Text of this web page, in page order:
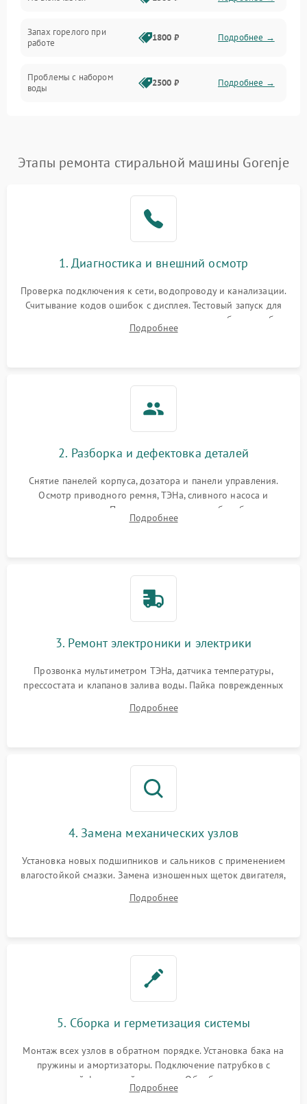
Запах горелого при
работе
1800 ₽ Подробнее →
Проблемы с набором
воды
2500 ₽ Подробнее →
Подробнее →
Этапы ремонта стиральной машины Gorenje
1. Диагностика и внешний осмотр
Проверка подключения к сети, водопроводу и канализации.
Считывание кодов ошибок с дисплея. Тестовый запуск для
выявления посторонних шумов, протечек или сбоев в работе
электронного модуля управления.
Подробнее
2. Разборка и дефектовка деталей
Снятие панелей корпуса, дозатора и панели управления.
Осмотр приводного ремня, ТЭНа, сливного насоса и
амортизаторов. Проверка подшипников барабана и
крестовины на износ, а манжеты люка на разрывы.
Подробнее
3. Ремонт электроники и электрики
Прозвонка мультиметром ТЭНа, датчика температуры,
прессостата и клапанов залива воды. Пайка поврежденных
Восстановление целостности проводки и контактов.
Подробнее
4. Замена механических узлов
Установка новых подшипников и сальников с применением
влагостойкой смазки. Замена изношенных щеток двигателя,
или поврежденной резиновой манжеты.
Подробнее
5. Сборка и герметизация системы
Монтаж всех узлов в обратном порядке. Установка бака на
пружины и амортизаторы. Подключение патрубков с
надежной фиксацией хомутами. Обработка стыков
герметиком для предотвращения возможных протечек воды.
Подробнее